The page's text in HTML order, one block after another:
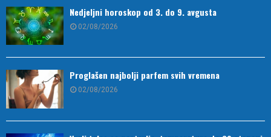
Nedjeljni horoskop od 3. do 9. avgusta
02/08/2026
Proglašen najbolji parfem svih vremena
02/08/2026